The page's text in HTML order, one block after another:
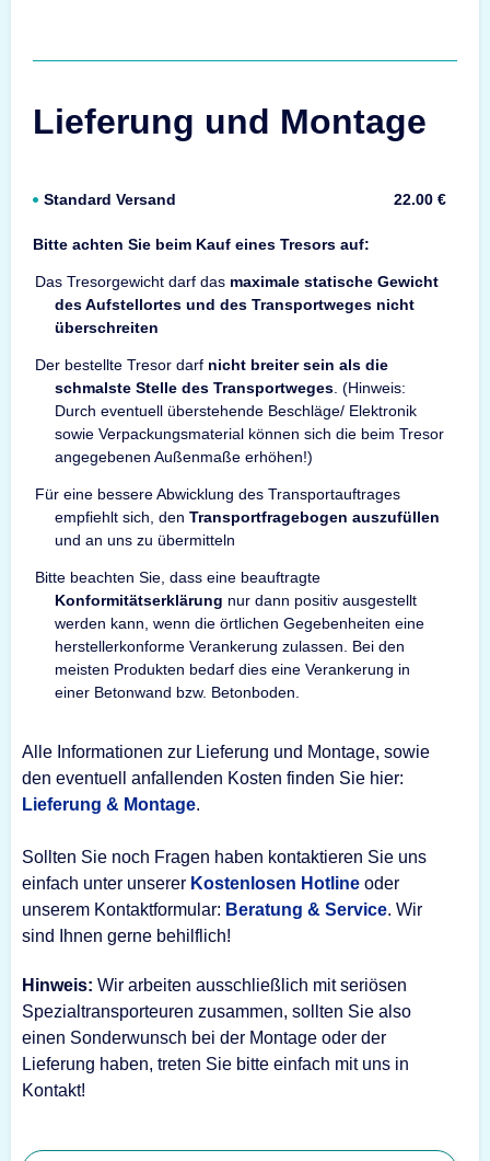
Lieferung und Montage
Standard Versand 22.00 €
Bitte achten Sie beim Kauf eines Tresors auf:
Das Tresorgewicht darf das maximale statische Gewicht
des Aufstellortes und des Transportweges nicht
überschreiten
Der bestellte Tresor darf nicht breiter sein als die
schmalste Stelle des Transportweges . (Hinweis:
Durch eventuell überstehende Beschläge/ Elektronik
sowie Verpackungsmaterial können sich die beim Tresor
angegebenen Außenmaße erhöhen!)
Für eine bessere Abwicklung des Transportauftrages
empfiehlt sich, den Transportfragebogen auszufüllen
und an uns zu übermitteln
Bitte beachten Sie, dass eine beauftragte
Konformitätserklärung nur dann positiv ausgestellt
werden kann, wenn die örtlichen Gegebenheiten eine
herstellerkonforme Verankerung zulassen. Bei den
meisten Produkten bedarf dies eine Verankerung in
einer Betonwand bzw. Betonboden.
Alle Informationen zur Lieferung und Montage, sowie
den eventuell anfallenden Kosten finden Sie hier:
Lieferung & Montage.
Sollten Sie noch Fragen haben kontaktieren Sie uns
einfach unter unserer Kostenlosen Hotline oder
unserem Kontaktformular: Beratung & Service. Wir
sind Ihnen gerne behilflich!
Hinweis: Wir arbeiten ausschließlich mit seriösen
Spezialtransporteuren zusammen, sollten Sie also
einen Sonderwunsch bei der Montage oder der
Lieferung haben, treten Sie bitte einfach mit uns in
Kontakt!